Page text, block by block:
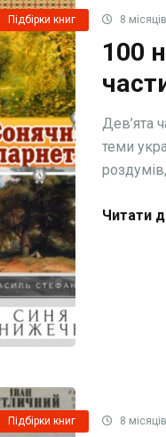
Підбірки книг 8
100
Дев’ята
теми
Читати
Підбірки книг 8